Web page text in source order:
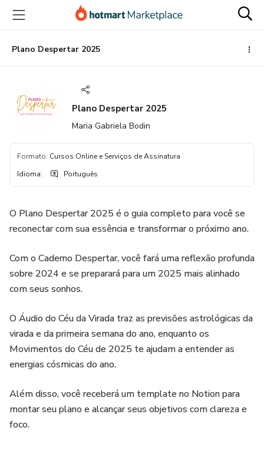
para
conteúdo
principal
para
pagamento
para
rodapé
Plano Despertar 2025
Plano Despertar 2025
Maria Gabriela Bodin
Formato: Cursos Online e Serviços de Assinatura
Idioma: Português
O Plano Despertar 2025 é o guia completo para você se
reconectar com sua essência e transformar o próximo ano.
Com o Caderno Despertar, você fará uma reflexão profunda
sobre 2024 e se preparará para um 2025 mais alinhado
com seus sonhos.
O Áudio do Céu da Virada traz as previsões astrológicas da
virada e da primeira semana do ano, enquanto os
Movimentos do Céu de 2025 te ajudam a entender as
energias cósmicas do ano.
Além disso, você receberá um template no Notion para
montar seu plano e alcançar seus objetivos com clareza e
foco.